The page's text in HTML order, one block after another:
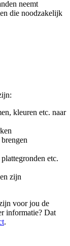
neemt
die noodzakelijk
kleuren etc. naar
etc.
zijn
voor jou de
informatie? Dat
.